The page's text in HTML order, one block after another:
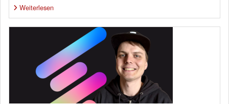
Weiterlesen